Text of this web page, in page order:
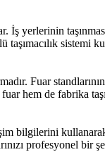
İş yerlerinin
sistemi
Fuar
hem de fabrika
bilgilerini
profesyonel bir